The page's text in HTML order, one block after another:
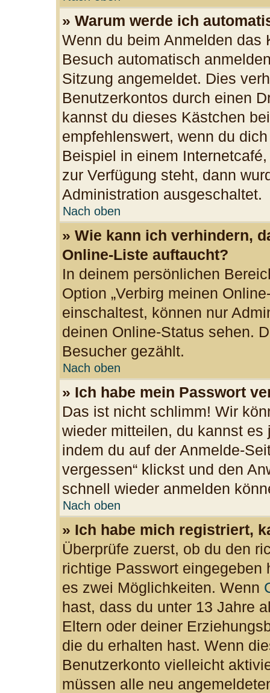
» Warum werde ich
Wenn du beim Anmelden das
Besuch automatisch
Sitzung angemeldet. Dies
Benutzerkontos durch einen
kannst du dieses Kästchen
empfehlenswert, wenn du
Beispiel in einem
zur Verfügung steht, dann
Administration ausgeschaltet.
Nach oben
» Wie kann ich verhindern,
Online-Liste auftaucht?
In deinem persönlichen
Option „Verbirg meinen
einschaltest, können nur
deinen Online-Status sehen.
Besucher gezählt.
Nach oben
» Ich habe mein Passwort
Das ist nicht schlimm! Wir
wieder mitteilen, du kannst
indem du auf der Anmelde-
vergessen“ klickst und den
schnell wieder anmelden
Nach oben
» Ich habe mich registriert,
Überprüfe zuerst, ob du den
richtige Passwort
es zwei Möglichkeiten. Wenn
hast, dass du unter 13 Jahre
Eltern oder deiner
die du erhalten hast. Wenn
Benutzerkonto vielleicht
müssen alle neu